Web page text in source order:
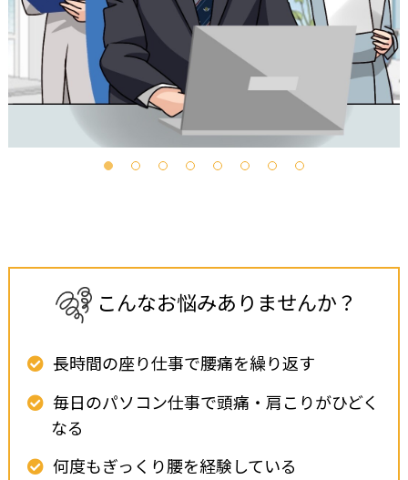
こんなお悩みあ り ませんか？
長時間の座り仕事で腰痛を繰り返す
毎日のパソコン仕事で頭痛・肩こりがひどく
なる
何度もぎっくり腰を経験している